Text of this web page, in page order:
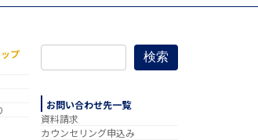
プ
検索
お問い合わせ先一覧
資料請求
カウンセリング申込み